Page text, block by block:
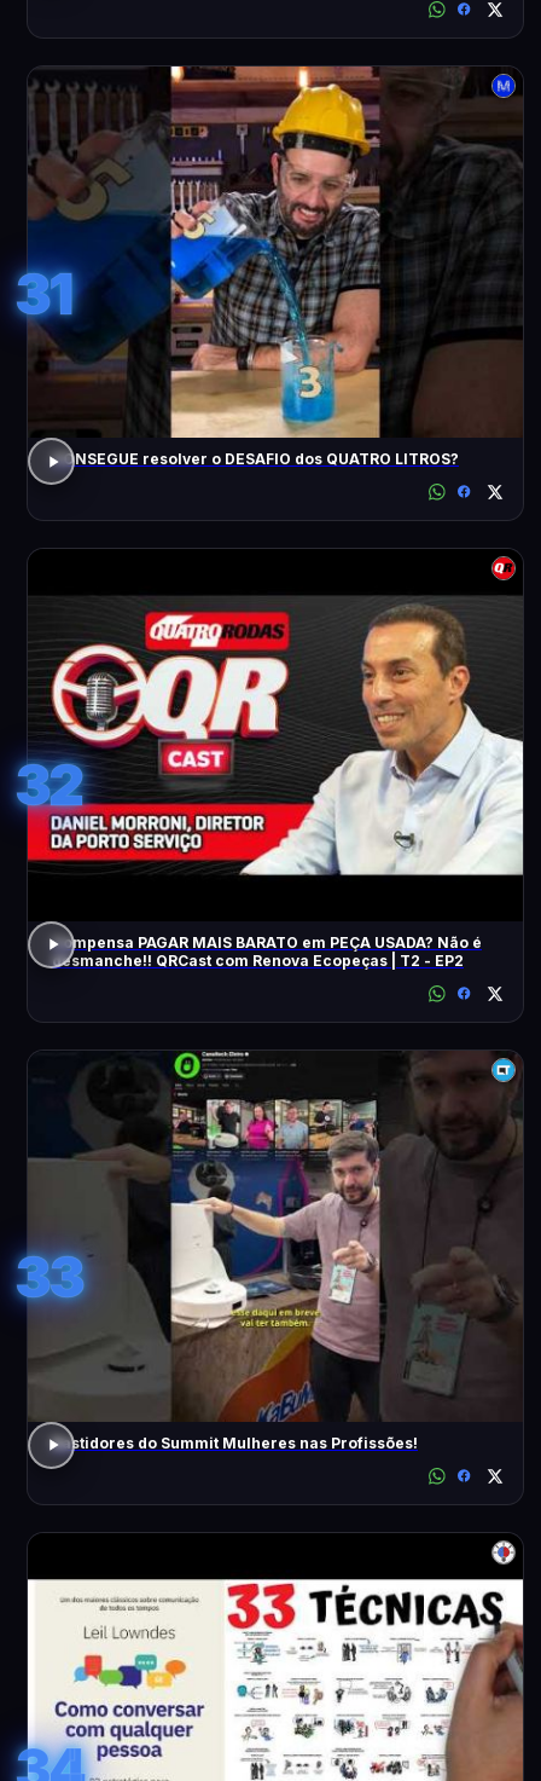
31
CONSEGUE resolver o DESAFIO dos QUATRO LITROS?
32
Compensa PAGAR MAIS BARATO em PEÇA USADA? Não é
desmanche!! QRCast com Renova Ecopeças | T2 - EP2
33
Bastidores do Summit Mulheres nas Profissões!